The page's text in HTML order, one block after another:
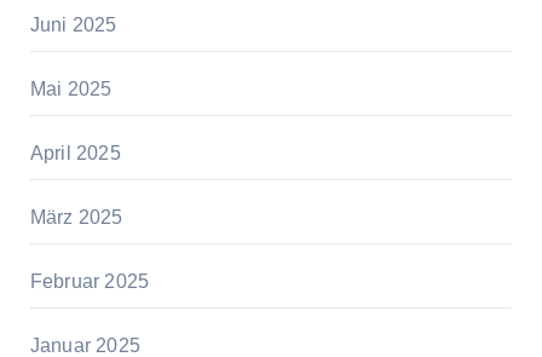
Juni 2025
Mai 2025
April 2025
März 2025
Februar 2025
Januar 2025